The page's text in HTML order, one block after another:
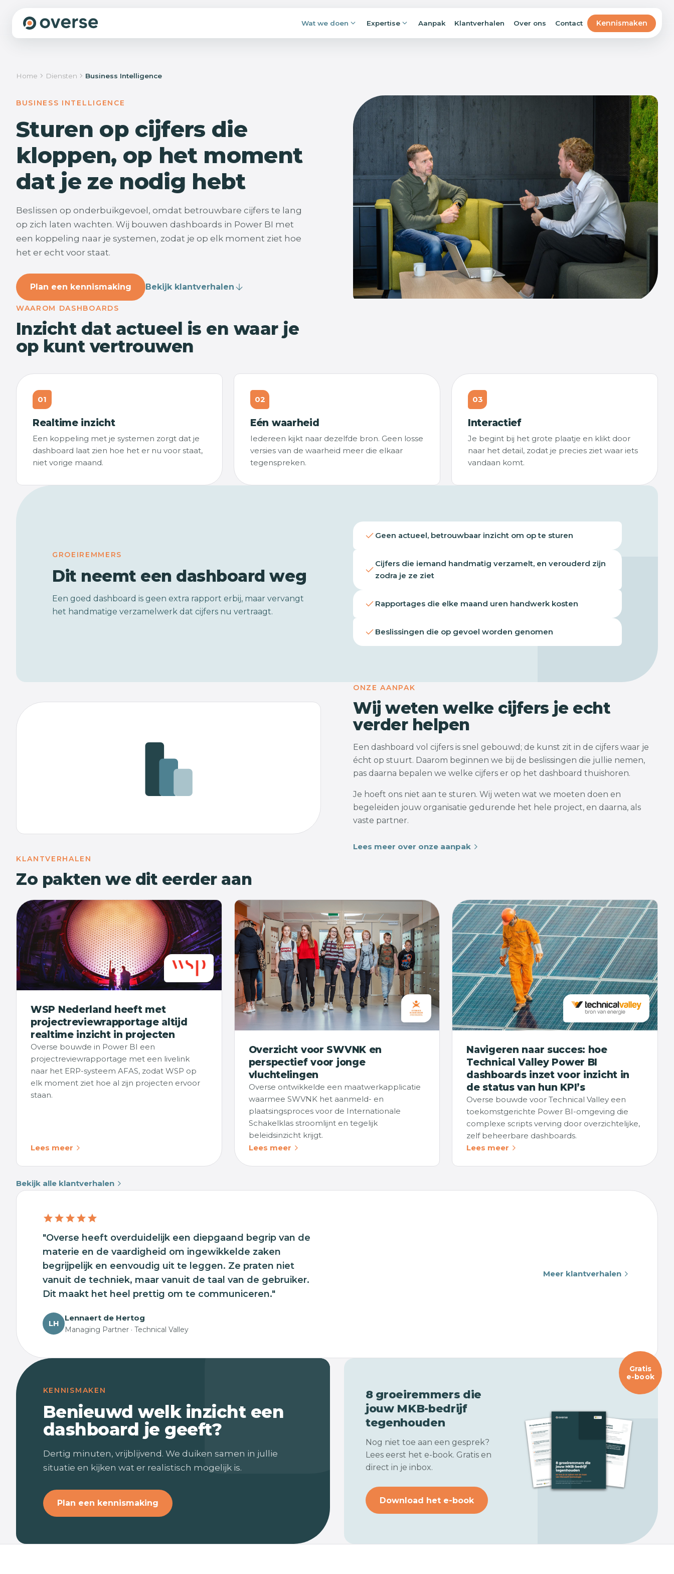
Wat we doen Expertise Aanpak Klantverhalen Over ons Contact Kennismaken
We sporen de groeiremmers op die jouw organisatie afremmen:
Wat we doen Onze aanpak
Procesautomatisering
Overtypen, nalopen, goedkeuren,
doorsturen: voorspelbaar werk voert
zichzelf voortaan uit.
onderdeel van je processen en niet als
losse chat-assistent.
Home Diensten Business Intelligence
BUSINESS INTELLIGENCE
Sturen op cijfers die
kloppen, op het moment
dat je ze nodig hebt
Beslissen op onderbuikgevoel, omdat betrouwbare cijfers te lang
op zich laten wachten. Wij bouwen dashboards in Power BI met
een koppeling naar je systemen, zodat je op elk moment ziet hoe
het er echt voor staat.
Plan een kennismaking Bekijk klantverhalen
WAAROM DASHBOARDS
Inzicht dat actueel is en waar je
op kunt vertrouwen
01
Realtime inzicht
Een koppeling met je systemen zorgt dat je
dashboard laat zien hoe het er nu voor staat,
niet vorige maand.
02
Eén waarheid
Iedereen kijkt naar dezelfde bron. Geen losse
versies van de waarheid meer die elkaar
tegenspreken.
03
Interactief
Je begint bij het grote plaatje en klikt door
naar het detail, zodat je precies ziet waar iets
vandaan komt.
GROEIREMMERS
Dit neemt een dashboard weg
Een goed dashboard is geen extra rapport erbij, maar vervangt
het handmatige verzamelwerk dat cijfers nu vertraagt.
Geen actueel, betrouwbaar inzicht om op te sturen
Cijfers die iemand handmatig verzamelt, en verouderd zijn
zodra je ze ziet
Rapportages die elke maand uren handwerk kosten
Beslissingen die op gevoel worden genomen
ONZE AANPAK
Wij weten welke cijfers je echt
verder helpen
Een dashboard vol cijfers is snel gebouwd; de kunst zit in de cijfers waar je
écht op stuurt. Daarom beginnen we bij de beslissingen die jullie nemen,
pas daarna bepalen we welke cijfers er op het dashboard thuishoren.
Je hoeft ons niet aan te sturen. Wij weten wat we moeten doen en
begeleiden jouw organisatie gedurende het hele project, en daarna, als
vaste partner.
Lees meer over onze aanpak
KLANTVERHALEN
Zo pakten we dit eerder aan
WSP Nederland heeft met
projectreviewrapportage altijd
realtime inzicht in projecten
Overse bouwde in Power BI een
projectreviewrapportage met een livelink
naar het ERP-systeem AFAS, zodat WSP op
elk moment ziet hoe al zijn projecten ervoor
staan.
Lees meer
Overzicht voor SWVNK en
perspectief voor jonge
vluchtelingen
Overse ontwikkelde een maatwerkapplicatie
waarmee SWVNK het aanmeld- en
plaatsingsproces voor de Internationale
Schakelklas stroomlijnt en tegelijk
beleidsinzicht krijgt.
Lees meer
Navigeren naar succes: hoe
Technical Valley Power BI
dashboards inzet voor inzicht in
de status van hun KPI’s
Overse bouwde voor Technical Valley een
toekomstgerichte Power BI-omgeving die
complexe scripts verving door overzichtelijke,
zelf beheerbare dashboards.
Lees meer
Bekijk alle klantverhalen
"Overse heeft overduidelijk een diepgaand begrip van de
materie en de vaardigheid om ingewikkelde zaken
begrijpelijk en eenvoudig uit te leggen. Ze praten niet
vanuit de techniek, maar vanuit de taal van de gebruiker.
Dit maakt het heel prettig om te communiceren."
LH
Lennaert de Hertog
Managing Partner · Technical Valley
Meer klantverhalen
KENNISMAKEN
Benieuwd welk inzicht een
dashboard je geeft?
Dertig minuten, vrijblijvend. We duiken samen in jullie
situatie en kijken wat er realistisch mogelijk is.
Plan een kennismaking
8 groeiremmers die
jouw MKB-bedrijf
tegenhouden
Nog niet toe aan een gesprek?
Lees eerst het e-book. Gratis en
direct in je inbox.
Download het e-book
Gratis
e-book